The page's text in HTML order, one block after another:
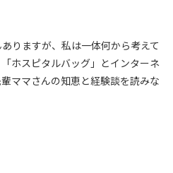
りますが、私は一体何から考えて
ホスピタルバッグ」とインターネ
ママさんの知恵と経験談を読みな